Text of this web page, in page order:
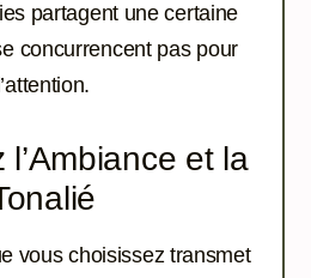
partagent une certaine
concurrencent pas pour
l’attention.
l’Ambiance et la
vous choisissez transmet